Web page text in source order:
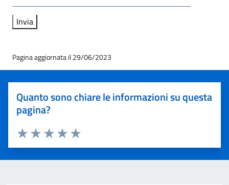
Pagina aggiornata il 29/06/2023
Quanto sono chiare le informazioni su questa
pagina?
Valuta 5 stelle su 5
Valuta 4 stelle su 5
Valuta 3 stelle su 5
Valuta 2 stelle su 5
Valuta 1 stelle su 5